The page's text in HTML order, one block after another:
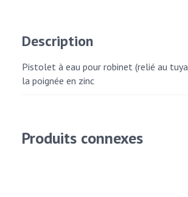
Description
Pistolet à eau pour robinet (relié au
la poignée en zinc
Produits connexes